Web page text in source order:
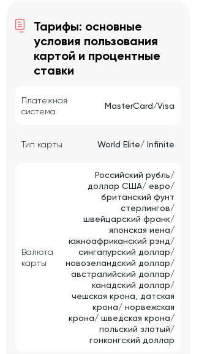
Тарифы: основные
условия пользования
картой и процентные
ставки
Платежная
система
MasterCard/Visa
Тип карты World Elite/ Infinite
Валюта
карты
Российский рубль/
доллар США/ евро/
британский фунт
стерлингов/
швейцарский франк/
японская иена/
южноафриканский рэнд/
сингапурский доллар/
новозеландский доллар/
австралийский доллар/
канадский доллар/
чешская крона, датская
крона/ норвежская
крона/ шведская крона/
польский злотый/
гонконгский доллар